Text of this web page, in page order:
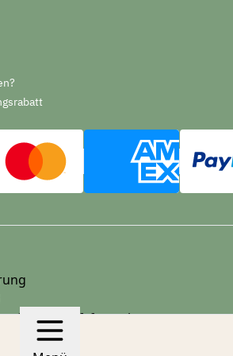
& Widerrufsformular